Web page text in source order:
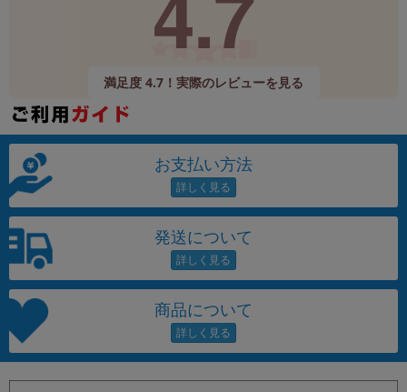
満足度 4.7！実際のレビューを見る
お支払い方法
発送について
商品について